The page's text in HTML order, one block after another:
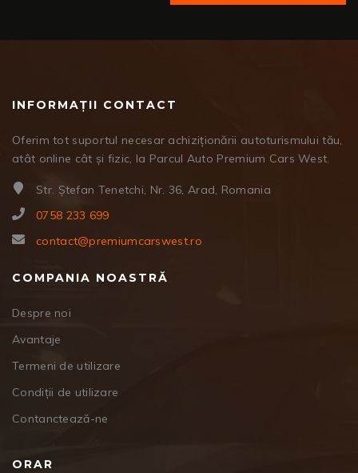
INFORMAȚII CONTACT
Oferim tot suportul necesar achiziționării autoturismului tău,
atât online cât și fizic, la Parcul Auto Premium Cars West.
Str. Ștefan Tenetchi, Nr. 36, Arad, Romania
0758 233 699
contact@premiumcarswest.ro
COMPANIA NOASTRĂ
Despre noi
Avantaje
Termeni de utilizare
Condiții de utilizare
Contanctează-ne
ORAR